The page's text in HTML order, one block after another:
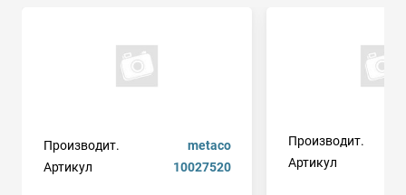
Производит.
metaco
Артикул
10027520
Производит.
Артикул